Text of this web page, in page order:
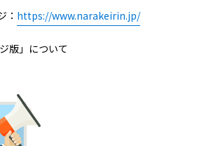
： https://www.narakeirin.jp/
版」について